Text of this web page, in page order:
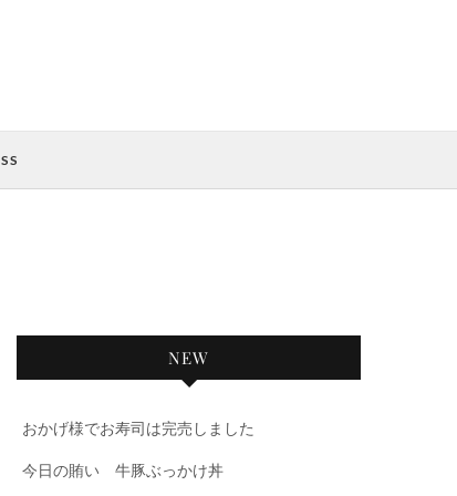
NEW
おかげ様でお寿司は完売しました
今日の賄い 牛豚ぶっかけ丼